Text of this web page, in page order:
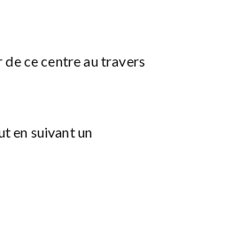
ce centre au travers
en suivant un